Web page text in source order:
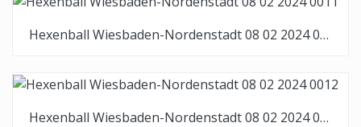
Hexenball Wiesbaden-Nordenstadt 08 02 2024 0011
Hexenball Wiesbaden-Nordenstadt 08 02 2024 0012